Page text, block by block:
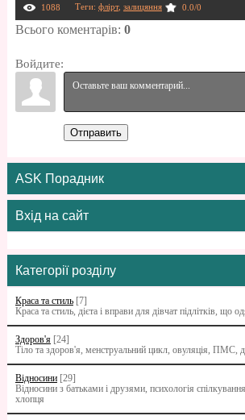
1088 Теги: флірт, залицяння 0.0/0
Всього коментарів: 0
Войдите:
Отправить
ASK Порадник
Вхід на сайт
Категорії розділу
Краса та стиль [7]
Краса та стиль, дієта і вправи для дівчат підлітків, що
Здоров'я [24]
Тіло та здоров'я, менструальний цикл, овуляція, ПМС,
Відносини [29]
Відносини з батьками i друзями, психологія
хлопця